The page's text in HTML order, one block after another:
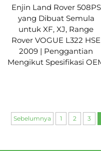
Enjin Land Rover 508PS
yang Dibuat Semula
untuk XF, XJ, Range
Rover VOGUE L322 HSE
2009 | Penggantian
Mengikut Spesifikasi
Sebelumnya 1 2 3